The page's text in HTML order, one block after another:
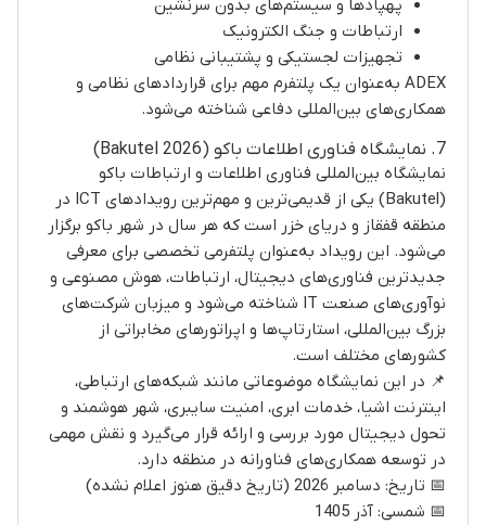
پهپادها و سیستم‌های بدون سرنشین
ارتباطات و جنگ الکترونیک
تجهیزات لجستیکی و پشتیبانی نظامی
ADEX به‌عنوان یک پلتفرم مهم برای قراردادهای نظامی و
همکاری‌های بین‌المللی دفاعی شناخته می‌شود.
نمایشگاه بین‌المللی فناوری اطلاعات و ارتباطات باکو
(Bakutel) یکی از قدیمی‌ترین و مهم‌ترین رویدادهای ICT در
منطقه قفقاز و دریای خزر است که هر سال در شهر باکو برگزار
می‌شود. این رویداد به‌عنوان پلتفرمی تخصصی برای معرفی
جدیدترین فناوری‌های دیجیتال، ارتباطات، هوش مصنوعی و
نوآوری‌های صنعت IT شناخته می‌شود و میزبان شرکت‌های
بزرگ بین‌المللی، استارتاپ‌ها و اپراتورهای مخابراتی از
کشورهای مختلف است.
📌 در این نمایشگاه موضوعاتی مانند شبکه‌های ارتباطی،
اینترنت اشیا، خدمات ابری، امنیت سایبری، شهر هوشمند و
تحول دیجیتال مورد بررسی و ارائه قرار می‌گیرد و نقش مهمی
در توسعه همکاری‌های فناورانه در منطقه دارد.
📅 تاریخ: دسامبر 2026 (تاریخ دقیق هنوز اعلام نشده)
📅 شمسی: آذر 1405